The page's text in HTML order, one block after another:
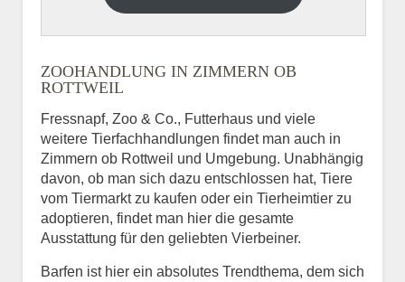
ZOOHANDLUNG IN ZIMMERN OB
ROTTWEIL
Fressnapf, Zoo & Co., Futterhaus und viele
weitere Tierfachhandlungen findet man auch in
Zimmern ob Rottweil und Umgebung. Unabhängig
davon, ob man sich dazu entschlossen hat, Tiere
vom Tiermarkt zu kaufen oder ein Tierheimtier zu
adoptieren, findet man hier die gesamte
Ausstattung für den geliebten Vierbeiner.
Barfen ist hier ein absolutes Trendthema, dem sich